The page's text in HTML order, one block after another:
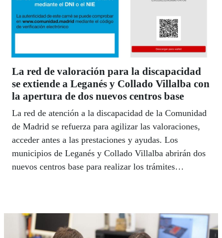
La red de valoración para la discapacidad
se extiende a Leganés y Collado Villalba con
la apertura de dos nuevos centros base
La red de atención a la discapacidad de la Comunidad
de Madrid se refuerza para agilizar las valoraciones,
acceder antes a las prestaciones y ayudas. Los
municipios de Leganés y Collado Villalba abrirán dos
nuevos centros base para realizar los trámites